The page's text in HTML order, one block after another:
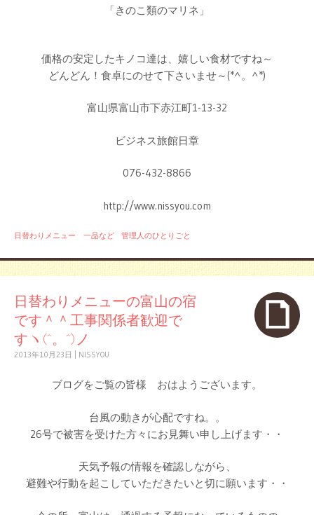
「きのこ類のマリネ」
価格の安定したキノコ達は、嬉しい食材ですね～
どんどん！食卓にのせて下さいませ～(*^。^*)
富山県富山市下赤江町1-13-32
ビジネス旅館日章
076-432-8866
http://www.nissyou.com
日替わりメニュー 一品など 管理人のひとりごと
日替わりメニューの富山の宿
です＾＾工事関係者歓迎で
すヽ(^。^)ノ
2013年10月23日 NISSYOU
ブログをご覧の皆様 おはようございます。
台風の動きが心配ですね。。
26号で被害を受けた方々にお見舞い申し上げます・・
天気予報の情報を確認しながら、
避難や行動を起こしていただきたいと切に願います・・